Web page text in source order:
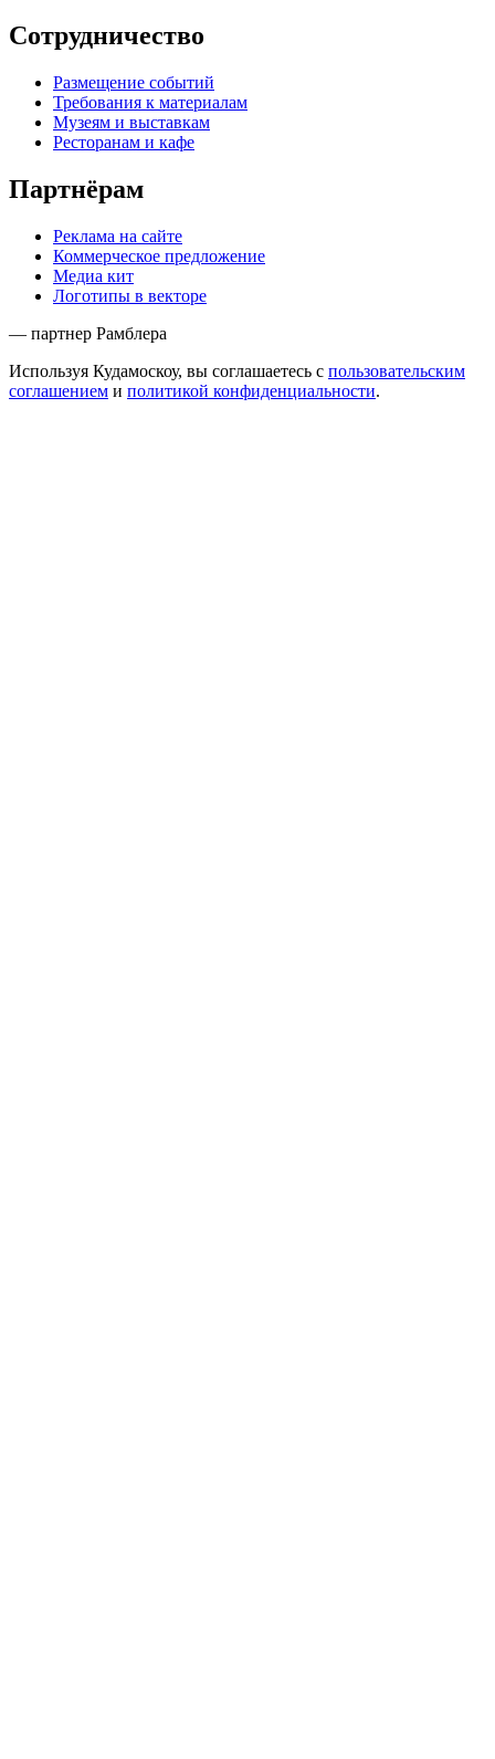
Сотрудничество
Размещение событий
Требования к материалам
Музеям и выставкам
Ресторанам и кафе
Партнёрам
Реклама на сайте
Коммерческое предложение
Медиа кит
Логотипы в векторе
— партнер Рамблера
Используя Кудамоскоу, вы соглашаетесь с пользовательским
соглашением и политикой конфиденциальности.